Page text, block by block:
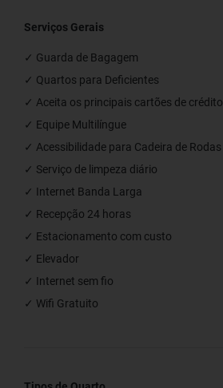
Serviços Gerais
✓ Guarda de Bagagem
✓ Quartos para Deficientes
✓ Aceita os principais cartões de crédito
✓ Equipe Multilíngue
✓ Acessibilidade para Cadeira de Rodas
✓ Serviço de limpeza diário
✓ Internet Banda Larga
✓ Recepção 24 horas
✓ Estacionamento com custo
✓ Elevador
✓ Internet sem fio
✓ Wifi Gratuito